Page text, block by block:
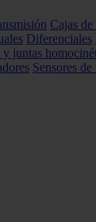
Cajas
Diferenciales
y juntas
Sensores